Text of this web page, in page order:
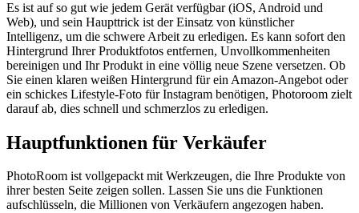
Es ist auf so gut wie jedem Gerät verfügbar (iOS, Android und
Web), und sein Haupttrick ist der Einsatz von künstlicher
Intelligenz, um die schwere Arbeit zu erledigen. Es kann sofort den
Hintergrund Ihrer Produktfotos entfernen, Unvollkommenheiten
bereinigen und Ihr Produkt in eine völlig neue Szene versetzen. Ob
Sie einen klaren weißen Hintergrund für ein Amazon-Angebot oder
ein schickes Lifestyle-Foto für Instagram benötigen, Photoroom zielt
darauf ab, dies schnell und schmerzlos zu erledigen.
Hauptfunktionen für Verkäufer
PhotoRoom ist vollgepackt mit Werkzeugen, die Ihre Produkte von
ihrer besten Seite zeigen sollen. Lassen Sie uns die Funktionen
aufschlüsseln, die Millionen von Verkäufern angezogen haben.